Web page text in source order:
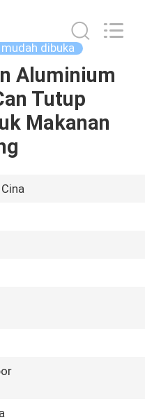
dibuka
Aluminium
Tutup
Makanan